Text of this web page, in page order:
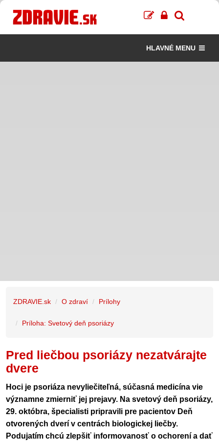
HLAVNÉ MENU
ZDRAVIE.sk O zdraví Prílohy
Príloha: Svetový deň psoriázy
Pred liečbou psoriázy nezatvárajte
dvere
Hoci je psoriáza nevyliečiteľná, súčasná medicína vie
významne zmierniť jej prejavy. Na svetový deň psoriázy,
29. októbra, špecialisti pripravili pre pacientov Deň
otvorených dverí v centrách biologickej liečby.
Podujatím chcú zlepšiť informovanosť o ochorení a dať